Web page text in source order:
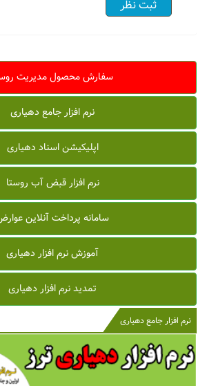
سفارش محصول مدیریت
نرم افزار جامع دهیاری
اپلیکیشن اسناد دهیاری
نرم افزار قبض آب روستا
سامانه پرداخت آنلاین
آموزش نرم افزار دهیاری
تمدید نرم افزار دهیاری
نرم افزار جامع دهیاری